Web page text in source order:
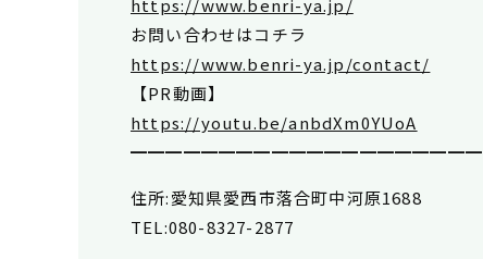
https://www.benri-ya.jp/
お問い合わせはコチラ
https://www.benri-ya.jp/contact/
【PR動画】
https://youtu.be/anbdXm0YUoA
━━━━━━━━━━━━━━━━━━━━
住所:愛知県愛西市落合町中河原1688
TEL:080-8327-2877